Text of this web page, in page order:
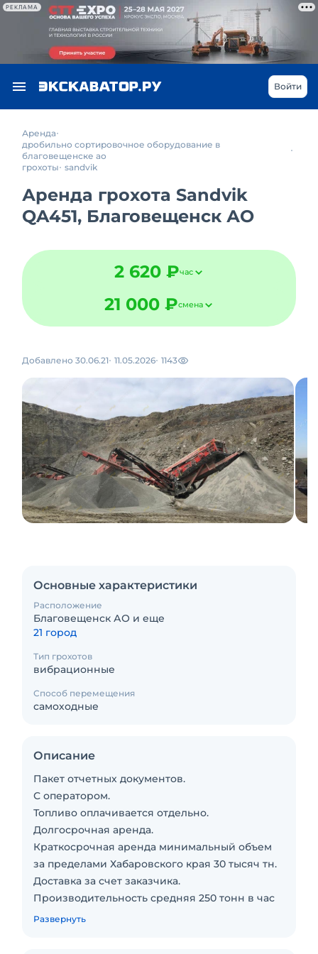
РЕКЛАМА
Войти
Аренда
дробильно сортировочное оборудование в
благовещенске ао
грохоты sandvik
Аренда грохота Sandvik
QA451, Благовещенск АО
2 620 ₽час
21 000 ₽смена
Добавлено 30.06.21 11.05.2026 1143
Основные характеристики
Расположение
Благовещенск АО и еще
21 город
Тип грохотов
вибрационные
Способ перемещения
самоходные
Описание
Пакет отчетных документов.
С оператором.
Топливо оплачивается отдельно.
Долгосрочная аренда.
Краткосрочная аренда минимальный объем
за пределами Хабаровского края 30 тысяч тн.
Доставка за счет заказчика.
Производительность средняя 250 тонн в час
Питание и проживание бригады операторов
Развернуть